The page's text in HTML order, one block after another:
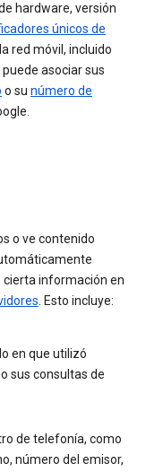
hardware, versión
únicos de
red móvil, incluido
asociar sus
o su número de
o ve contenido
información en
. Esto incluye:
en que utilizó
sus consultas de
de telefonía, como
número del emisor,